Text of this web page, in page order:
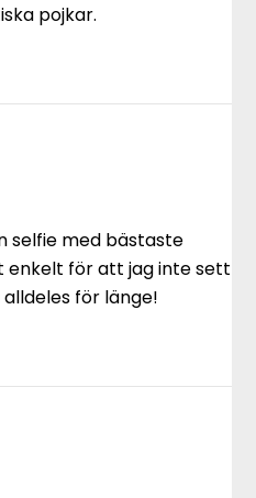
pojkar.
selfie med bästaste
enkelt för att jag inte sett
för länge!